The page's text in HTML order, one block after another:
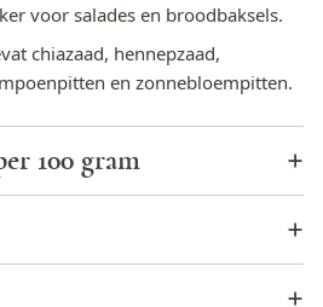
voor salades en broodbaksels.
chiazaad, hennepzaad,
en zonnebloempitten.
100 gram
561,2